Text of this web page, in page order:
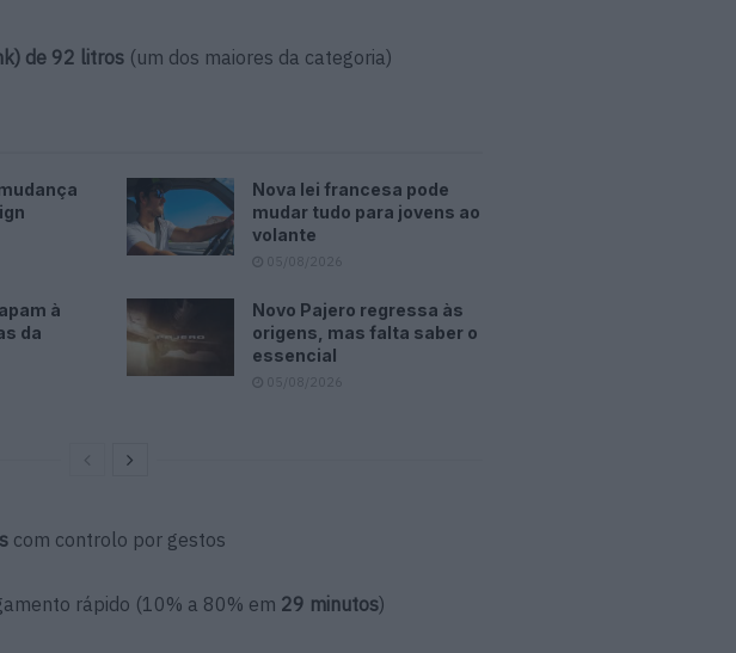
de 92 litros (um dos maiores da categoria)
Nova lei francesa pode
mudar tudo para jovens ao
volante
à
da
Novo Pajero regressa às
origens, mas falta saber o
essencial
com controlo por gestos
rápido (10% a 80% em 29 minutos)